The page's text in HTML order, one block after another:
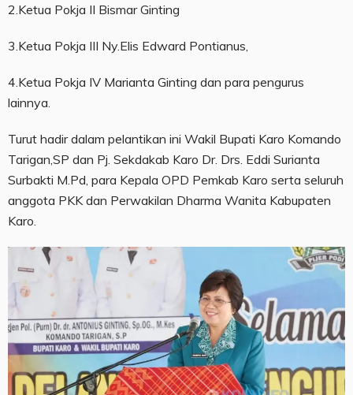
2.Ketua Pokja II Bismar Ginting
3.Ketua Pokja III Ny.Elis Edward Pontianus,
4.Ketua Pokja IV Marianta Ginting dan para pengurus
lainnya.
Turut hadir dalam pelantikan ini Wakil Bupati Karo Komando
Tarigan,SP dan Pj. Sekdakab Karo Dr. Drs. Eddi Surianta
Surbakti M.Pd, para Kepala OPD Pemkab Karo serta seluruh
anggota PKK dan Perwakilan Dharma Wanita Kabupaten
Karo.